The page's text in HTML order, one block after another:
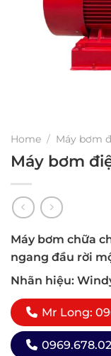
Home / Máy bơm
Máy bơm
Máy bơm chữa
ngang đầu rời
Nhãn hiệu:
Mr Long: